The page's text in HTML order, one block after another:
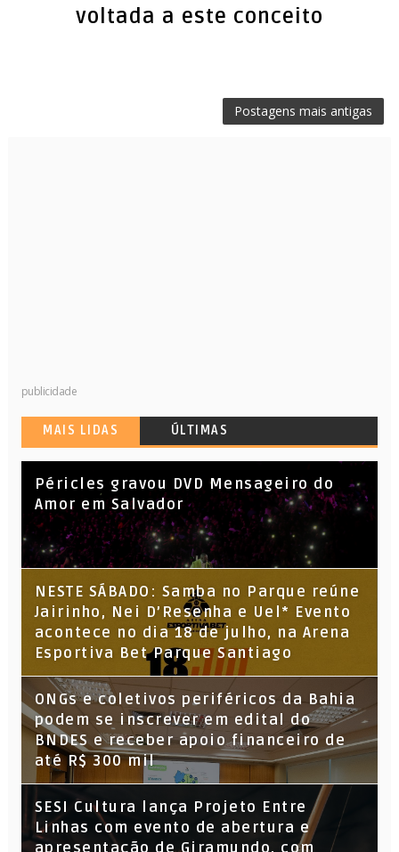
voltada a este conceito
Postagens mais antigas
publicidade
MAIS LIDAS ÚLTIMAS
Péricles gravou DVD Mensageiro do
Amor em Salvador
NESTE SÁBADO: Samba no Parque reúne
Jairinho, Nei D’Resenha e Uel* Evento
acontece no dia 18 de julho, na Arena
Esportiva Bet Parque Santiago
ONGs e coletivos periféricos da Bahia
podem se inscrever em edital do
BNDES e receber apoio financeiro de
até R$ 300 mil
SESI Cultura lança Projeto Entre
Linhas com evento de abertura e
apresentação de Giramundo, com